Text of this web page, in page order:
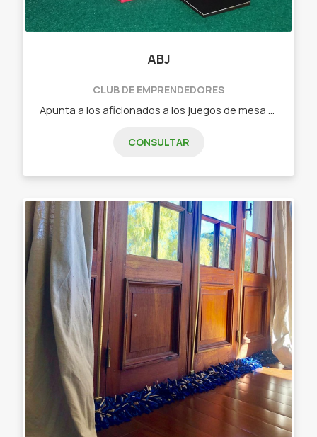
ABJ
CLUB DE EMPRENDEDORES
CONSULTAR